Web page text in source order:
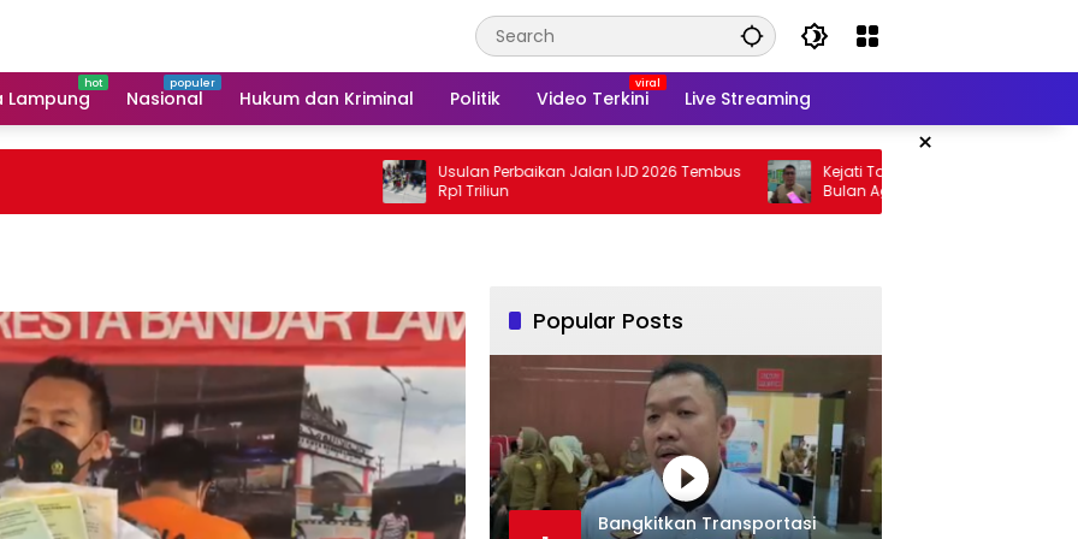
Lampung Nasional Hukum dan Kriminal Politik Video Terkini Live Streaming
×
Usulan Perbaikan Jalan IJD 2026 Tembus
Rp1 Triliun
Kejati Targetkan Berkas Arinal Rampung
Bulan Agustus
Popular Posts
Bangkitkan Transportasi